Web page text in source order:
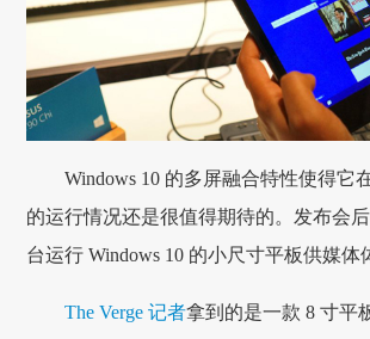
Windows 10 的多屏融合特性使得它
的运行情况还是很值得期待的。发布会
台运行 Windows 10 的小尺寸平板供媒体
The Verge 记者拿到的是一款 8 寸平